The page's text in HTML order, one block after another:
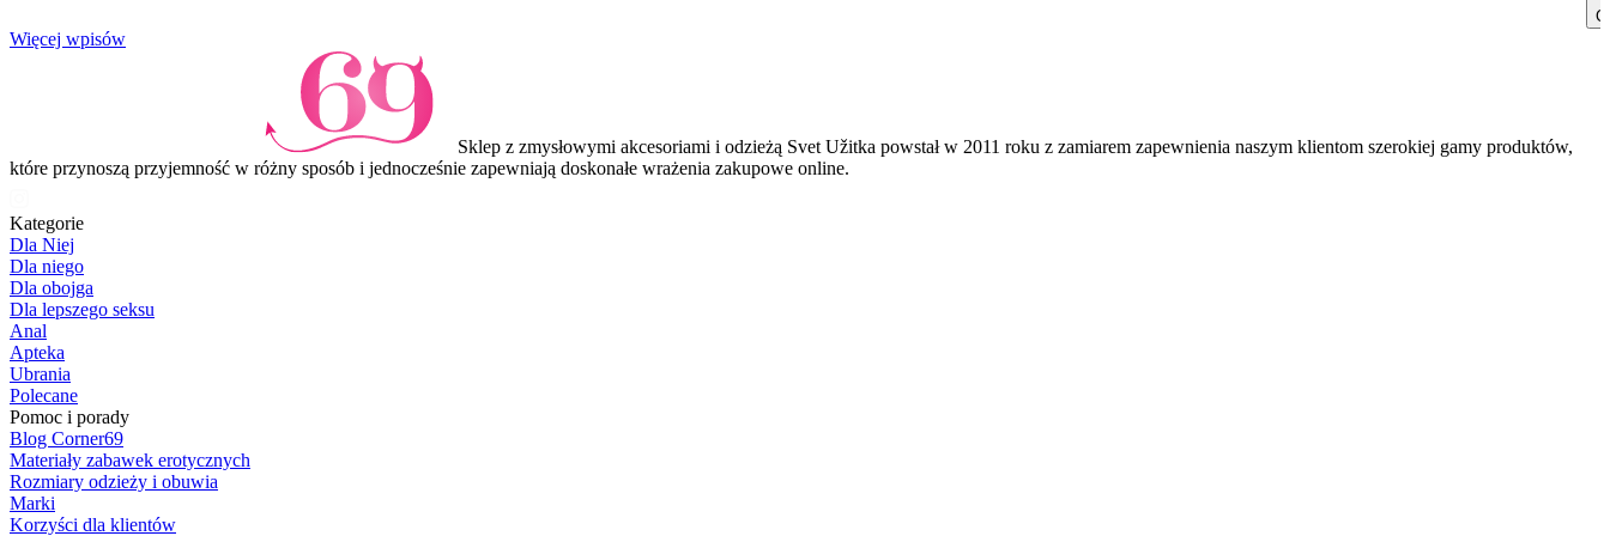
Item
Więcej wpisów
Sklep z zmysłowymi akcesoriami i odzieżą Svet Užitka powstał w 2011 roku z zamiarem zapewnienia naszym klientom szerokiej gamy produktów,
które przynoszą przyjemność w różny sposób i jednocześnie zapewniają doskonałe wrażenia zakupowe online.
Kategorie
Dla Niej
Dla niego
Dla obojga
Dla lepszego seksu
Anal
Apteka
Ubrania
Polecane
Pomoc i porady
Blog Corner69
Materiały zabawek erotycznych
Rozmiary odzieży i obuwia
Marki
Korzyści dla klientów